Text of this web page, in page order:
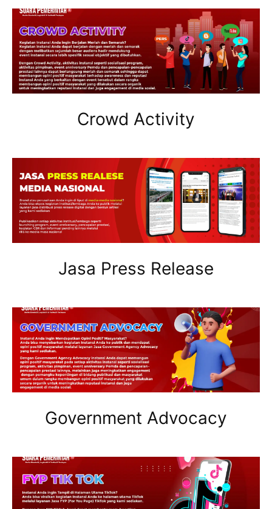
Crowd Activity
Jasa Press Release
Government Advocacy